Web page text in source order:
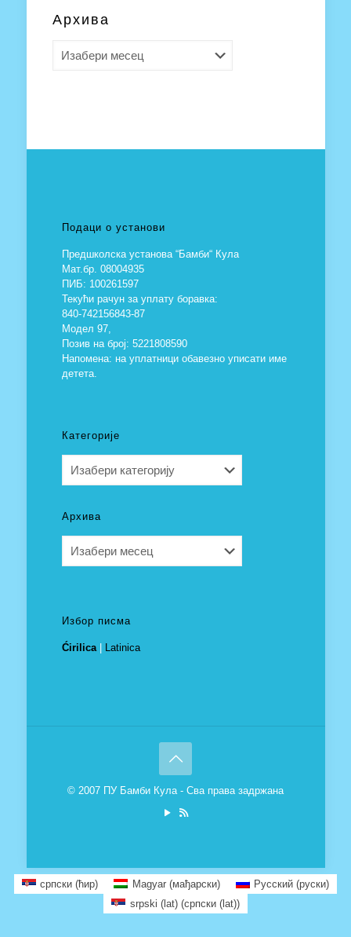
Архива
Подаци о установи
Предшколска установа “Бамби“ Кула
Мат.бр. 08004935
ПИБ: 100261597
Текући рачун за уплату боравка:
840-742156843-87
Модел 97,
Позив на број: 5221808590
Напомена: на уплатници обавезно уписати име
детета.
Категорије
Архива
Избор писма
Ćirilica| Latinica
© 2007 ПУ Бамби Кула - Сва права задржана
српски (ћир) Magyar(мађарски) Русский(руски)
srpski (lat)(српски (lat))